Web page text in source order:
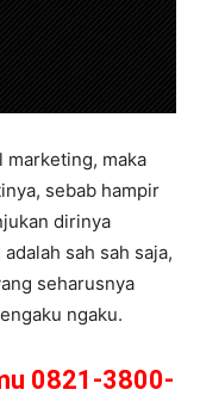
marketing, maka
sebab hampir
dirinya
sah sah saja,
seharusnya
ngaku.
0821-3800-